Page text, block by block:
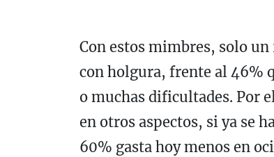
Con estos mimbres, solo
con holgura, frente al 46%
o muchas dificultades. Por
en otros aspectos, si ya se
60% gasta hoy menos en